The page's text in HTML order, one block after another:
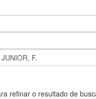
refinar o resultado de